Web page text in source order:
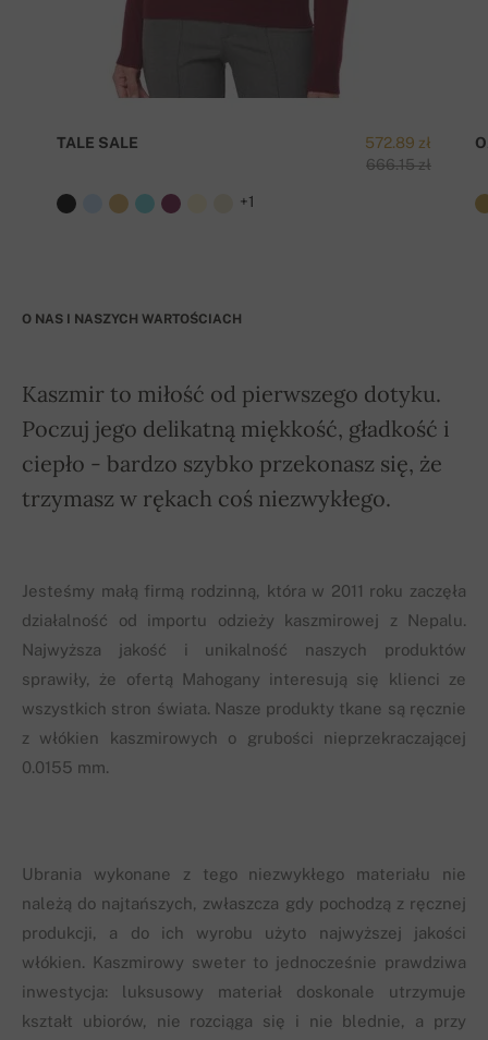
572.89 zł
666.15 zł
TALE SALE
+1
O NAS I NASZYCH WARTOŚCIACH
Kaszmir to miłość od pierwszego dotyku.
Poczuj jego delikatną miękkość, gładkość i
ciepło - bardzo szybko przekonasz się, że
trzymasz w rękach coś niezwykłego.
Jesteśmy małą firmą rodzinną, która w 2011 roku zaczęła
działalność od importu odzieży kaszmirowej z Nepalu.
Najwyższa jakość i unikalność naszych produktów
sprawiły, że ofertą Mahogany interesują się klienci ze
wszystkich stron świata. Nasze produkty tkane są ręcznie
z włókien kaszmirowych o grubości nieprzekraczającej
0.0155 mm.
Ubrania wykonane z tego niezwykłego materiału nie
należą do najtańszych, zwłaszcza gdy pochodzą z ręcznej
produkcji, a do ich wyrobu użyto najwyższej jakości
włókien. Kaszmirowy sweter to jednocześnie prawdziwa
inwestycja: luksusowy materiał doskonale utrzymuje
kształt ubiorów, nie rozciąga się i nie blednie, a przy